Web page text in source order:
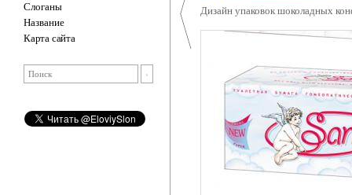
Слоганы
Название
Карта сайта
Дизайн упаковок шоколадных